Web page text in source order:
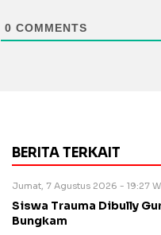
0 COMMENTS
BERITA TERKAIT
Jumat, 7 Agustus 2026 - 19:27
Siswa Trauma Dibully
Bungkam